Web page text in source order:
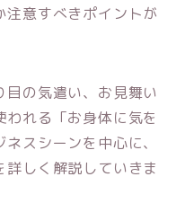
意すべきポイントが
の気遣い、お見舞い
れる「お身体に気を
スシーンを中心に、
しく解説していきま